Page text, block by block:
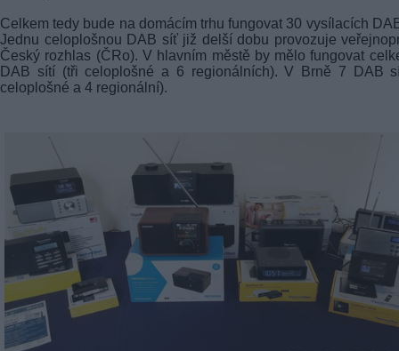
Celkem tedy bude na domácím trhu fungovat 30 vysílacích
Jednu celoplošnou DAB síť již delší dobu provozuje
Český rozhlas (ČRo). V hlavním městě by mělo fungovat
DAB sítí (tři celoplošné a 6 regionálních). V Brně 7 DAB
celoplošné a 4 regionální).